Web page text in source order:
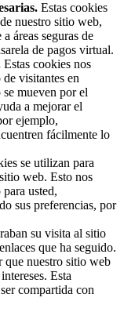
Estas cookies
nuestro sitio web,
áreas seguras de
de pagos virtual.
Estas cookies nos
visitantes en
mueven por el
a mejorar el
ejemplo,
fácilmente lo
se utilizan para
web. Esto nos
usted,
sus preferencias, por
su visita al sitio
que ha seguido.
que nuestro sitio web
Esta
compartida con